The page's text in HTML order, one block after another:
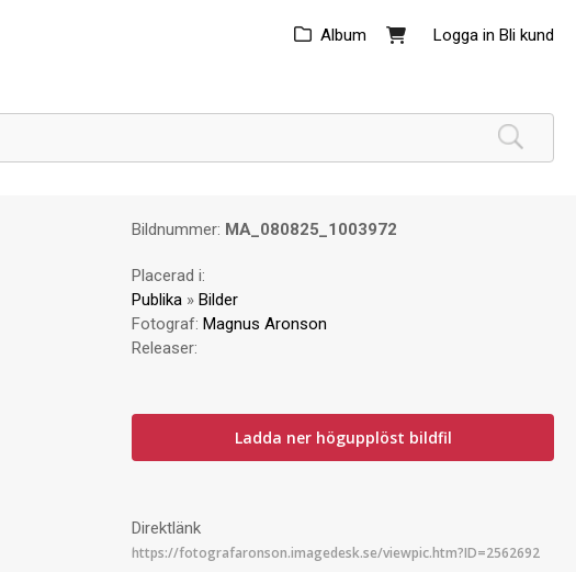
Logga in Bli kund
Album
Bildnummer: MA_080825_1003972
Placerad i:
Publika »Bilder
Fotograf:Magnus Aronson
Releaser:
Ladda ner högupplöst bildfil
Direktlänk